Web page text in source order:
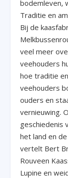
bodemleven,
Traditie en
Bij de
veel meer
veehouders
hoe traditie
veehouders
ouders en
vernieuwing.
geschiedenis
het land en
vertelt Bert
Rouveen
Lupine en